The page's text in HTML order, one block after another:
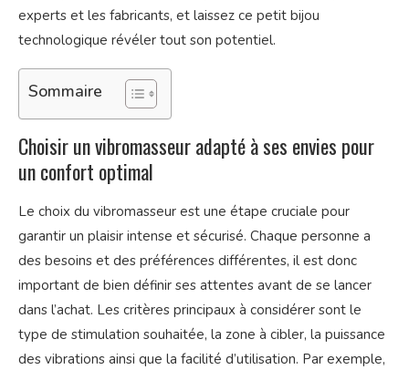
experts et les fabricants, et laissez ce petit bijou
technologique révéler tout son potentiel.
Sommaire
Choisir un vibromasseur adapté à ses envies pour
un confort optimal
Le choix du vibromasseur est une étape cruciale pour
garantir un plaisir intense et sécurisé. Chaque personne a
des besoins et des préférences différentes, il est donc
important de bien définir ses attentes avant de se lancer
dans l’achat. Les critères principaux à considérer sont le
type de stimulation souhaitée, la zone à cibler, la puissance
des vibrations ainsi que la facilité d’utilisation. Par exemple,